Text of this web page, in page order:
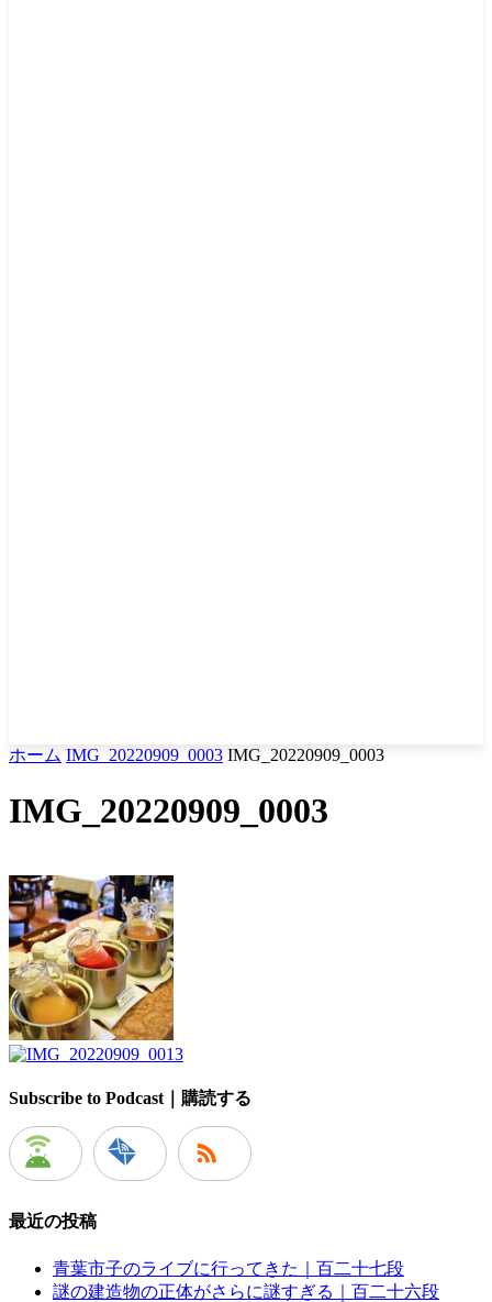
ホーム IMG_20220909_0003 IMG_20220909_0003
IMG_20220909_0003
Subscribe to Podcast｜購読する
最近の投稿
青葉市子のライブに行ってきた｜百二十七段
謎の建造物の正体がさらに謎すぎる｜百二十六段